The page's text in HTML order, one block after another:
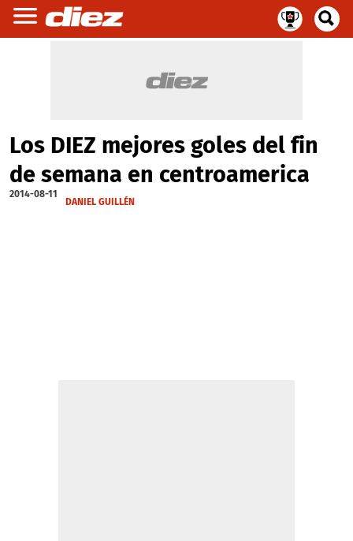
Los DIEZ mejores goles del fin
de semana en centroamerica
2014-08-11
DANIEL GUILLÉN